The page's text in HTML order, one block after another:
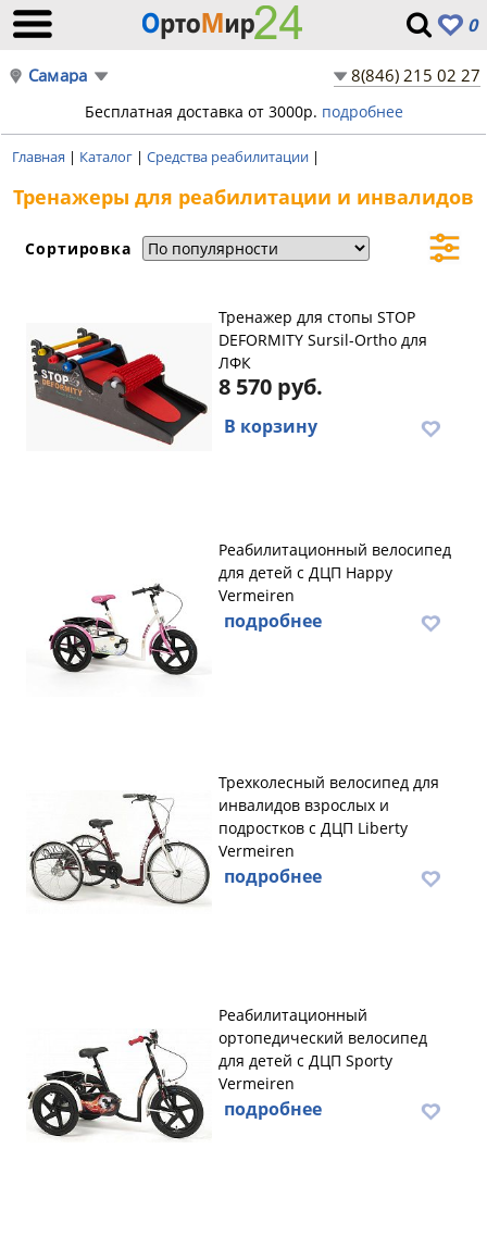
0
Самара 8(846) 215 02 27
Бесплатная доставка от 3000р. подробнее
Главная | Каталог | Средства реабилитации |
Тренажеры для реабилитации и инвалидов
Сортировка
Тренажер для стопы STOP
DEFORMITY Sursil-Ortho для
ЛФК
8 570 руб.
В корзину
Реабилитационный велосипед
для детей с ДЦП Happy
Vermeiren
подробнее
Трехколесный велосипед для
инвалидов взрослых и
подростков с ДЦП Liberty
Vermeiren
подробнее
Реабилитационный
ортопедический велосипед
для детей с ДЦП Sporty
Vermeiren
подробнее